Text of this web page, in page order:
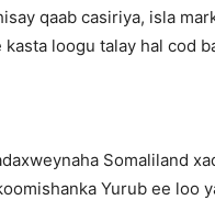
qaab casiriya, isla
loogu talay hal cod
Somaliland
Yurub ee loo